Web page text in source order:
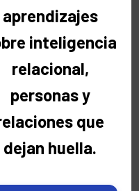
por
en el torneo se
y Formación
ayudas…
aprendizajes
inteligencia
relacional,
personas y
que
dejan huella.